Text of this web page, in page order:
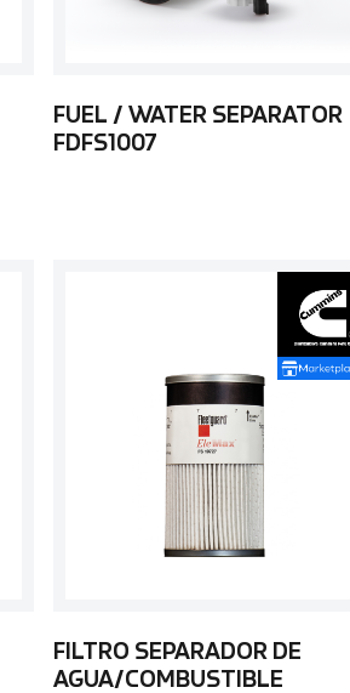
FUEL / WATER SEPARATOR
FDFS1007
FILTRO SEPARADOR DE
AGUA/COMBUSTIBLE